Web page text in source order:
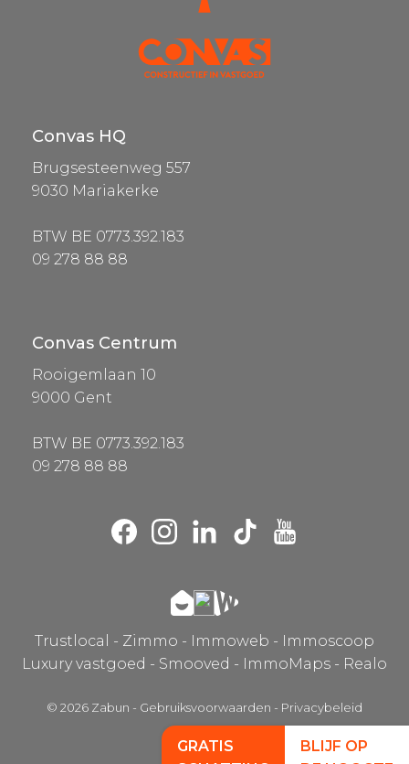
GRATIS
BLIJF OP
Convas HQ
Brugsesteenweg 557
9030 Mariakerke
BTW BE 0773.392.183
09 278 88 88
Convas Centrum
Rooigemlaan 10
9000 Gent
BTW BE 0773.392.183
09 278 88 88
Trustlocal - Zimmo - Immoweb - Immoscoop
Luxury vastgoed - Smooved - ImmoMaps - Realo
© 2026 Zabun - Gebruiksvoorwaarden - Privacybeleid